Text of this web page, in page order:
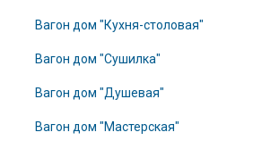
Вагон дом "Кухня-столовая"
Вагон дом "Сушилка"
Вагон дом "Душевая"
Вагон дом "Мастерская"